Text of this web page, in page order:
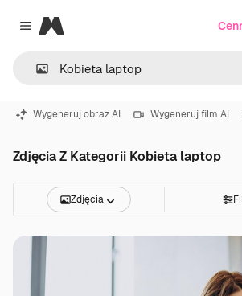
Close menu
Magnific
Wygeneruj obraz AI Wygeneruj film AI
Zdjęcia Z Kategorii Kobieta laptop
Zdjęcia